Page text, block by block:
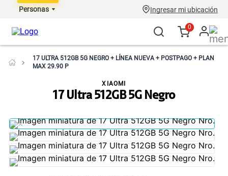
Personas Ingresar mi ubicación
0
17 ULTRA 512GB 5G NEGRO + LÍNEA NUEVA + POSTPAGO + PLAN
MAX 29.90 P
17 Ultra 512GB 5G Negro
XIAOMI